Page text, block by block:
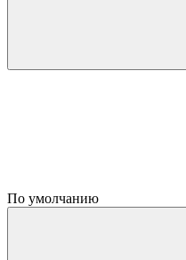
По умолчанию